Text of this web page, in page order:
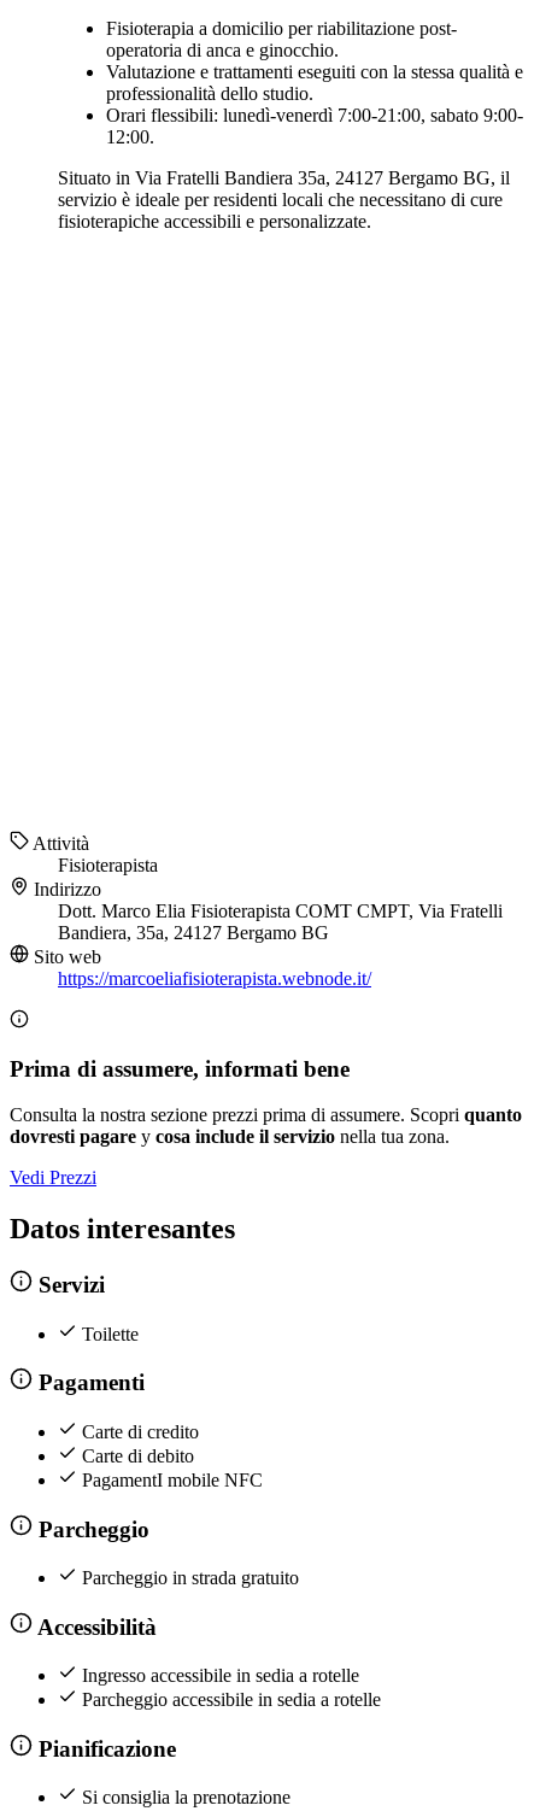
Fisioterapia a domicilio per riabilitazione post-
operatoria di anca e ginocchio.
Valutazione e trattamenti eseguiti con la stessa qualità e
professionalità dello studio.
Orari flessibili: lunedì-venerdì 7:00-21:00, sabato 9:00-
12:00.
Situato in Via Fratelli Bandiera 35a, 24127 Bergamo BG, il
servizio è ideale per residenti locali che necessitano di cure
fisioterapiche accessibili e personalizzate.
Attività
Fisioterapista
Indirizzo
Dott. Marco Elia Fisioterapista COMT CMPT, Via Fratelli
Bandiera, 35a, 24127 Bergamo BG
Sito web
https://marcoeliafisioterapista.webnode.it/
Prima di assumere, informati bene
Consulta la nostra sezione prezzi prima di assumere. Scopri quanto
dovresti pagare y cosa include il servizio nella tua zona.
Vedi Prezzi
Datos interesantes
Servizi
Toilette
Pagamenti
Carte di credito
Carte di debito
PagamentI mobile NFC
Parcheggio
Parcheggio in strada gratuito
Accessibilità
Ingresso accessibile in sedia a rotelle
Parcheggio accessibile in sedia a rotelle
Pianificazione
Si consiglia la prenotazione